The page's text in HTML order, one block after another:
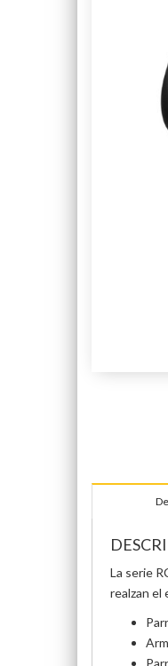
La serie
realzan el